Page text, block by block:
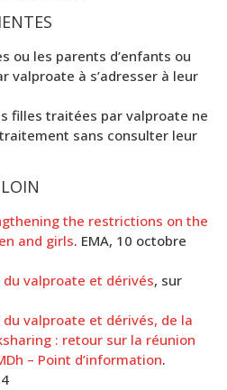
ou les parents d’enfants ou
valproate à s’adresser à leur
filles traitées par valproate ne
sans consulter leur
the restrictions on the
and girls. EMA, 10 octobre
valproate et dérivés, sur
valproate et dérivés, de la
: retour sur la réunion
– Point d’information.